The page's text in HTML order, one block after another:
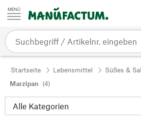
Zum Inhalt springen
Startseite Lebensmittel
Süßes &
Marzipan (4)